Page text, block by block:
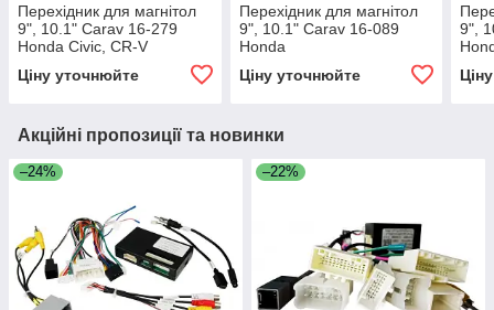
Перехідник для магнітол
9", 10.1" Carav 16-279
Honda Civic, CR-V
Ціну уточнюйте
Перехідник для магнітол
9", 10.1" Carav 16-089
Honda
Ціну уточнюйте
9",
Акційні пропозиції та новинки
–24% –22%